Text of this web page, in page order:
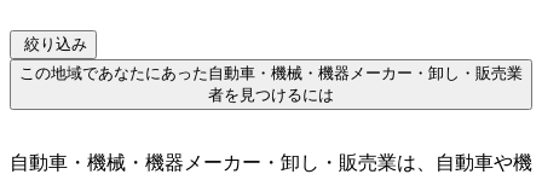
絞り込み
この地域であなたにあった自動車・機械・機器メーカー・卸し・販売業
者を見つけるには
自動車・機械・機器メーカー・卸し・販売業は、自動車や機